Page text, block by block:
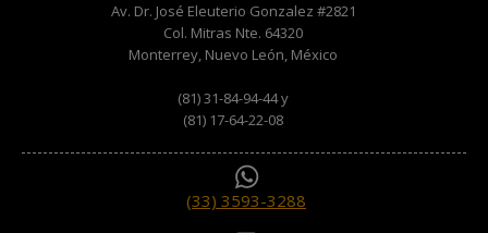
Av. Dr. José Eleuterio Gonzalez #2821
Col. Mitras Nte. 64320
Monterrey, Nuevo León, México
(81) 31-84-94-44 y
(81) 17-64-22-08
(33) 3593-3288